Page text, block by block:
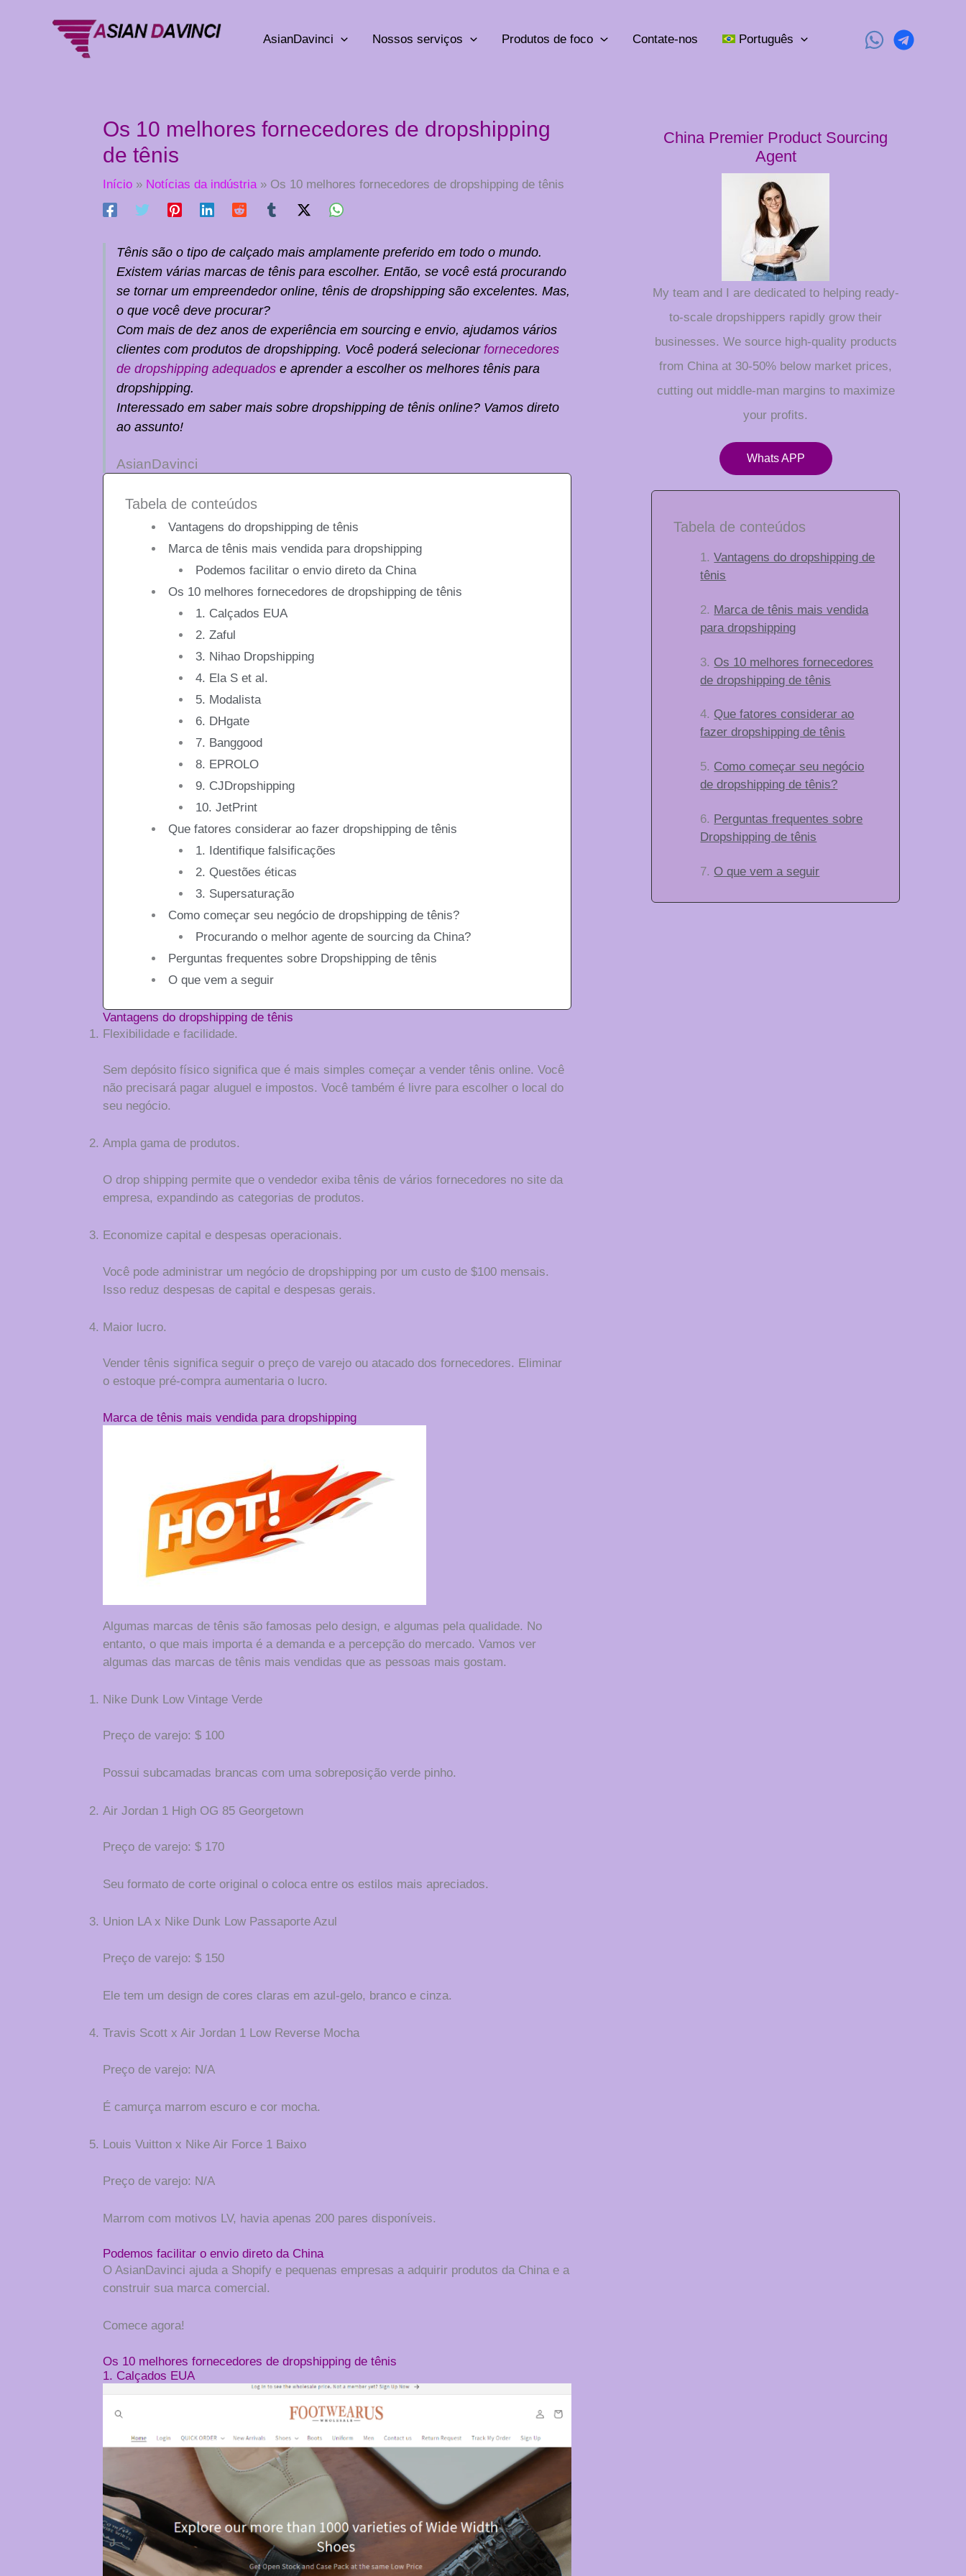
AsianDavinci Nossos serviços Produtos de foco Contate-nos Português
Os 10 melhores fornecedores de dropshipping
de tênis
Início Notícias da indústria Os 10 melhores fornecedores de dropshipping de tênis
Tênis são o tipo de calçado mais amplamente preferido em todo o mundo.
Existem várias marcas de tênis para escolher. Então, se você está procurando
se tornar um empreendedor online, tênis de dropshipping são excelentes. Mas,
o que você deve procurar?
Com mais de dez anos de experiência em sourcing e envio, ajudamos vários
clientes com produtos de dropshipping. Você poderá selecionarfornecedores
de dropshipping adequados e aprender a escolher os melhores tênis para
dropshipping.
Interessado em saber mais sobre dropshipping de tênis online? Vamos direto
ao assunto!
AsianDavinci
Tabela de conteúdos
Vantagens do dropshipping de tênis
Marca de tênis mais vendida para dropshipping
Podemos facilitar o envio direto da China
Os 10 melhores fornecedores de dropshipping de tênis
1. Calçados EUA
2. Zaful
3. Nihao Dropshipping
4. Ela S et al.
5. Modalista
6. DHgate
7. Banggood
8. EPROLO
9. CJDropshipping
10. JetPrint
Que fatores considerar ao fazer dropshipping de tênis
1. Identifique falsificações
2. Questões éticas
3. Supersaturação
Como começar seu negócio de dropshipping de tênis?
Procurando o melhor agente de sourcing da China?
Perguntas frequentes sobre Dropshipping de tênis
O que vem a seguir
Vantagens do dropshipping de tênis
Flexibilidade e facilidade.
Sem depósito físico significa que é mais simples começar a vender tênis online. Você
não precisará pagar aluguel e impostos. Você também é livre para escolher o local do
seu negócio.
Ampla gama de produtos.
O drop shipping permite que o vendedor exiba tênis de vários fornecedores no site da
empresa, expandindo as categorias de produtos.
Economize capital e despesas operacionais.
Você pode administrar um negócio de dropshipping por um custo de $100 mensais.
Isso reduz despesas de capital e despesas gerais.
Maior lucro.
Vender tênis significa seguir o preço de varejo ou atacado dos fornecedores. Eliminar
o estoque pré-compra aumentaria o lucro.
Marca de tênis mais vendida para dropshipping
Algumas marcas de tênis são famosas pelo design, e algumas pela qualidade. No
entanto, o que mais importa é a demanda e a percepção do mercado. Vamos ver
algumas das marcas de tênis mais vendidas que as pessoas mais gostam.
Nike Dunk Low Vintage Verde
Preço de varejo: $ 100
Possui subcamadas brancas com uma sobreposição verde pinho.
Air Jordan 1 High OG 85 Georgetown
Preço de varejo: $ 170
Seu formato de corte original o coloca entre os estilos mais apreciados.
Union LA x Nike Dunk Low Passaporte Azul
Preço de varejo: $ 150
Ele tem um design de cores claras em azul-gelo, branco e cinza.
Travis Scott x Air Jordan 1 Low Reverse Mocha
Preço de varejo: N/A
É camurça marrom escuro e cor mocha.
Louis Vuitton x Nike Air Force 1 Baixo
Preço de varejo: N/A
Marrom com motivos LV, havia apenas 200 pares disponíveis.
Podemos facilitar o envio direto da China
O AsianDavinci ajuda a Shopify e pequenas empresas a adquirir produtos da China e a
construir sua marca comercial.
Comece agora!
Os 10 melhores fornecedores de dropshipping de tênis
1. Calçados EUA
China Premier Product Sourcing
Agent
My team and I are dedicated to helping ready-
to-scale dropshippers rapidly grow their
businesses. We source high-quality products
from China at 30-50% below market prices,
cutting out middle-man margins to maximize
your profits.
Whats APP
Tabela de conteúdos
Vantagens do dropshipping de
tênis
Marca de tênis mais vendida
para dropshipping
Os 10 melhores fornecedores
de dropshipping de tênis
Que fatores considerar ao
fazer dropshipping de tênis
Como começar seu negócio
de dropshipping de tênis?
Perguntas frequentes sobre
Dropshipping de tênis
O que vem a seguir